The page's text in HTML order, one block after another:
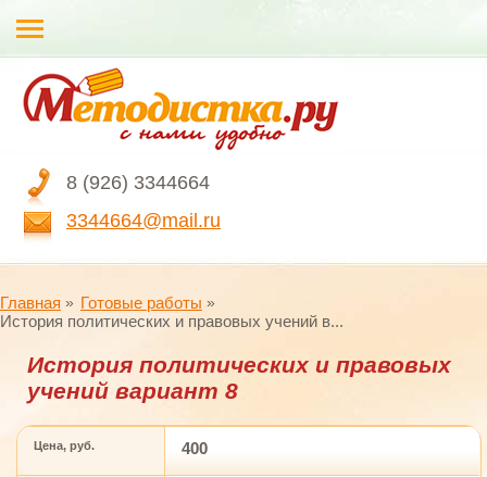
8 (926) 3344664
3344664@mail.ru
Главная
Готовые работы
История политических и правовых учений в...
История политических и правовых
учений вариант 8
Цена, руб. 400